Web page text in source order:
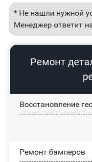
* Не нашли нужной
Менеджер ответит
Ремонт
Восстановление
Ремонт бамперов